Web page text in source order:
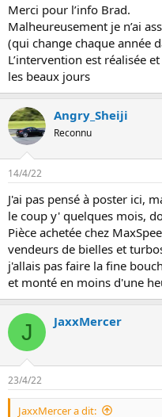
Merci pour l’info Brad.
Malheureusement je n’ai
(qui change chaque année
L’intervention est réalisée
les beaux jours
Angry_Sheiji
Reconnu
14/4/22
J'ai pas pensé à poster ici,
le coup y' quelques mois,
Pièce achetée chez
vendeurs de bielles et
j'allais pas faire la fine
et monté en moins d'une
J JaxxMercer
23/4/22
JaxxMercer a dit: